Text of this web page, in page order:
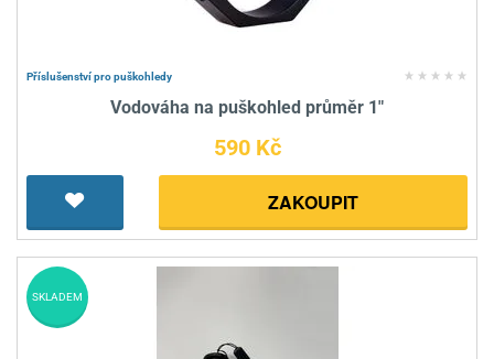
Příslušenství pro puškohledy
Vodováha na puškohled průměr 1"
590 Kč
ZAKOUPIT
SKLADEM